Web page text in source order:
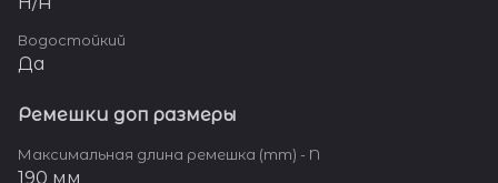
Водостойкий
Да
Ремешки доп размеры
Максимальная длина ремешка (mm) - N
190 мм